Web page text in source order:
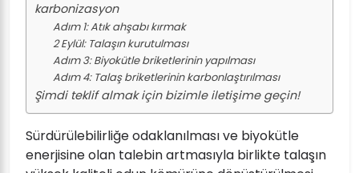
karbonizasyon
Adım 1: Atık ahşabı kırmak
2 Eylül: Talaşın kurutulması
Adım 3: Biyokütle briketlerinin yapılması
Adım 4: Talaş briketlerinin karbonlaştırılması
Şimdi teklif almak için bizimle iletişime geçin!
Sürdürülebilirliğe odaklanılması ve biyokütle
enerjisine olan talebin artmasıyla birlikte talaşın